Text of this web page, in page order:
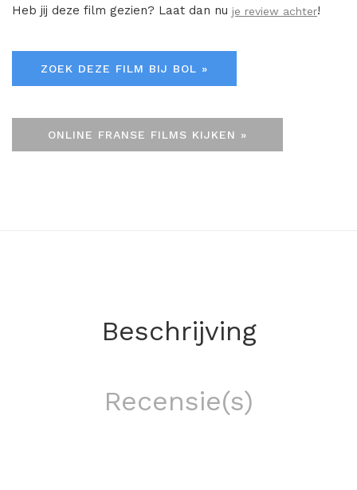
Heb jij deze film gezien? Laat dan nu je review achter!
ZOEK DEZE FILM BIJ BOL »
ONLINE FRANSE FILMS KIJKEN »
Beschrijving
Recensie(s)